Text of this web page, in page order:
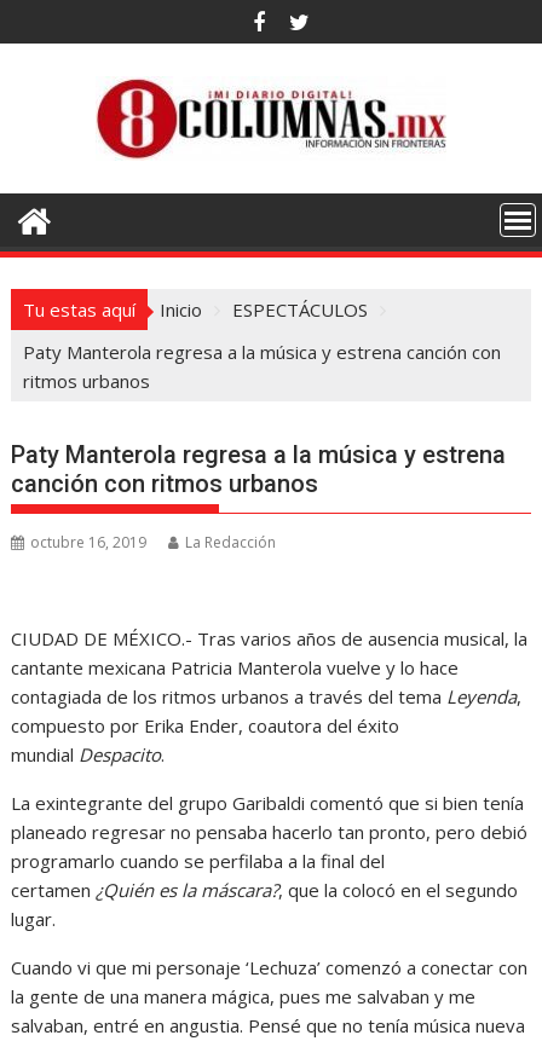
al
Tu estas aquí Inicio
ESPECTÁCULOS
Paty Manterola regresa a la música y estrena canción con
ritmos urbanos
Paty Manterola regresa a la música y estrena
canción con ritmos urbanos
octubre 16, 2019 La Redacción
CIUDAD DE MÉXICO.- Tras varios años de ausencia musical, la
cantante mexicana Patricia Manterola vuelve y lo hace
contagiada de los ritmos urbanos a través del tema Leyenda,
compuesto por Erika Ender, coautora del éxito
mundial Despacito.
La exintegrante del grupo Garibaldi comentó que si bien tenía
planeado regresar no pensaba hacerlo tan pronto, pero debió
programarlo cuando se perfilaba a la final del
certamen¿Quién es la máscara?, que la colocó en el segundo
lugar.
Cuando vi que mi personaje ‘Lechuza’ comenzó a conectar con
la gente de una manera mágica, pues me salvaban y me
salvaban, entré en angustia. Pensé que no tenía música nueva